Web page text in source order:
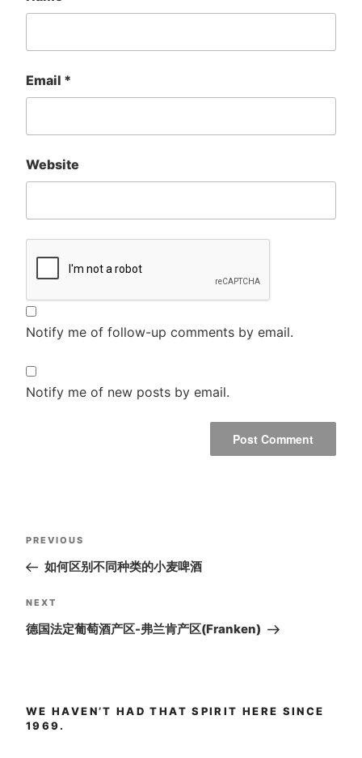
Email *
Website
Notify me of follow-up comments by email.
Notify me of new posts by email.
Post
navigation
Previous
Post
PREVIOUS
如何区别不同种类的小麦啤酒
Next
Post
NEXT
德国法定葡萄酒产区-弗兰肯产区(Franken)
WE HAVEN’T HAD THAT SPIRIT HERE SINCE
1969.